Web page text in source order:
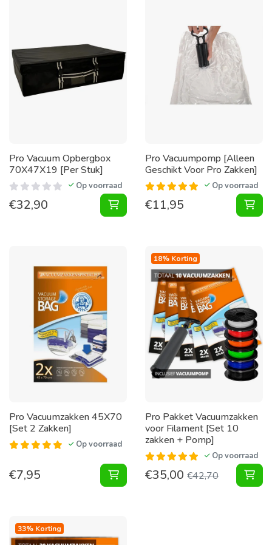
Pro Vacuum Opbergbox
70X47X19 [Per Stuk]
Op voorraad
€32,90 Vacuum Opbergbox 70X47X19
Pro Vacuumpomp [Alleen
Geschikt Voor Pro Zakken]
Op voorraad
€11,95
Pro Vacuumzakken 45X70
[Set 2 Zakken]
Op voorraad
€7,95 Vacuumzakken 45X70 [Set 2
18% Korting
Pro Pakket Vacuumzakken
voor Filament [Set 10
zakken + Pomp]
Op voorraad
€35,00 €42,70
33% Korting